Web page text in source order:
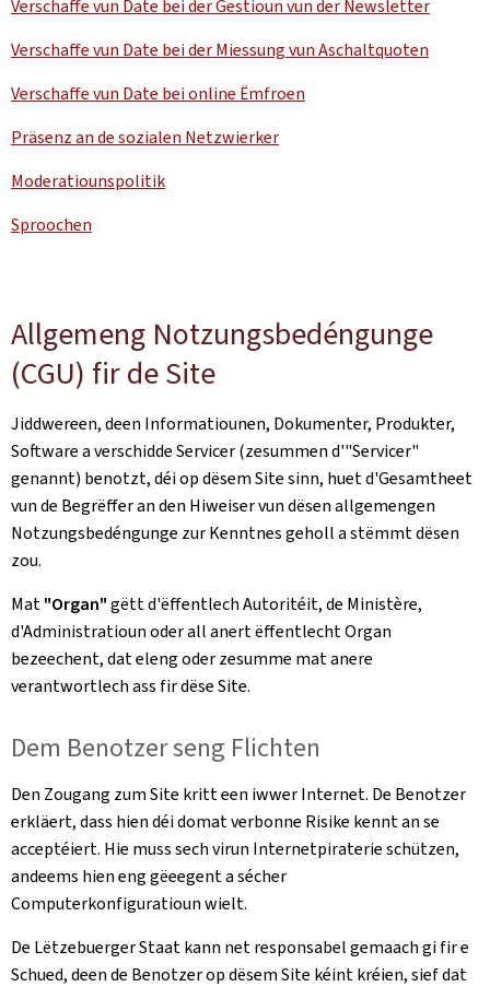
Verschaffe vun Date bei der Gestioun vun derNewsletter
Verschaffe vun Date bei der Miessung vun Aschaltquoten
Verschaffe vun Date bei online Ëmfroen
Präsenz an de sozialen Netzwierker
Moderatiounspolitik
Sproochen
Allgemeng Notzungsbedéngunge
(CGU) fir de Site
Jiddwereen, deen Informatiounen, Dokumenter, Produkter,
Software a verschidde Servicer (zesummen d'"Servicer"
genannt) benotzt, déi op dësem Site sinn, huet d'Gesamtheet
vun de Begrëffer an den Hiweiser vun dësen allgemengen
Notzungsbedéngunge zur Kenntnes geholl a stëmmt dësen
zou.
Mat"Organ"gëtt d'ëffentlech Autoritéit, de Ministère,
d'Administratioun oder all anert ëffentlecht Organ
bezeechent, dat eleng oder zesumme mat anere
verantwortlech ass fir dëse Site.
Dem Benotzer seng Flichten
Den Zougang zum Site kritt een iwwer Internet. De Benotzer
erkläert, dass hien déi domat verbonne Risike kennt an se
acceptéiert. Hie muss sech virun Internetpiraterie schützen,
andeems hien eng gëeegent a sécher
Computerkonfiguratioun wielt.
De Lëtzebuerger Staat kann net responsabel gemaach gi fir e
Schued, deen de Benotzer op dësem Site kéint kréien, sief dat